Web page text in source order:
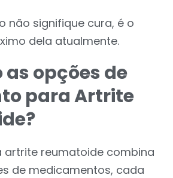
não signifique cura, é o
dela atualmente.
as opções de
para Artrite
artrite reumatoide combina
de medicamentos, cada